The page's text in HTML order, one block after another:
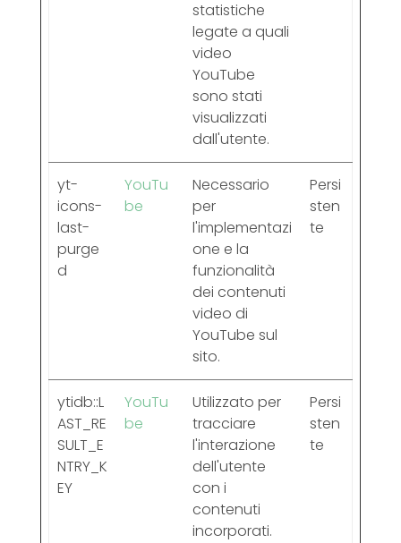
statistiche
legate a quali
video
YouTube
sono stati
visualizzati
dall'utente.
yt-
icons-
last-
purge
d
YouTu
be
Necessario
per
l'implementazi
one e la
funzionalità
dei contenuti
video di
YouTube sul
sito.
Persi
sten
te
ytidb::L
AST_RE
SULT_E
NTRY_K
EY
YouTu
be
Utilizzato per
tracciare
l'interazione
dell'utente
con i
contenuti
incorporati.
Persi
sten
te